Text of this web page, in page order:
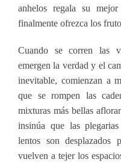
anhelos regala su
finalmente ofrezca los
Cuando se corren las
emergen la verdad y el
inevitable, comienzan a
que se rompen las
mixturas más bellas
insinúa que las
lentos son desplazados
vuelven a tejer los